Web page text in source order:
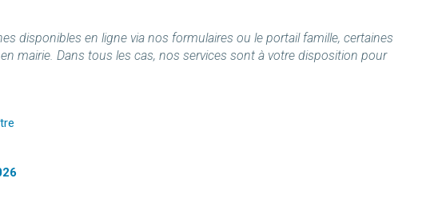
disponibles en ligne via nos formulaires ou le portail famille, certaines
mairie. Dans tous les cas, nos services sont à votre disposition pour